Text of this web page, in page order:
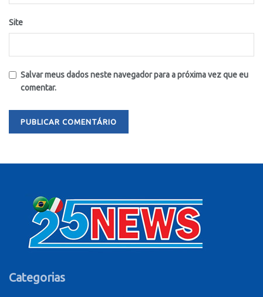
Site
Salvar meus dados neste navegador para a próxima vez que eu
comentar.
Categorias